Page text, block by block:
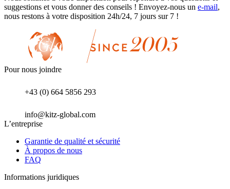
suggestions et vous donner des conseils ! Envoyez-nous un e-mail,
nous restons à votre disposition 24h/24, 7 jours sur 7 !
Pour nous joindre
+43 (0) 664 5856 293
info@kitz-global.com
L’entreprise
Garantie de qualité et sécurité
À propos de nous
FAQ
Informations juridiques